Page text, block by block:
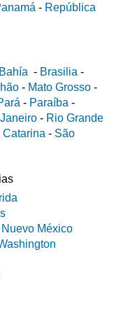
- República
Bahía - Brasilia -
- Mato Grosso -
- Paraíba -
- Rio Grande
Catarina - São
Nuevo México